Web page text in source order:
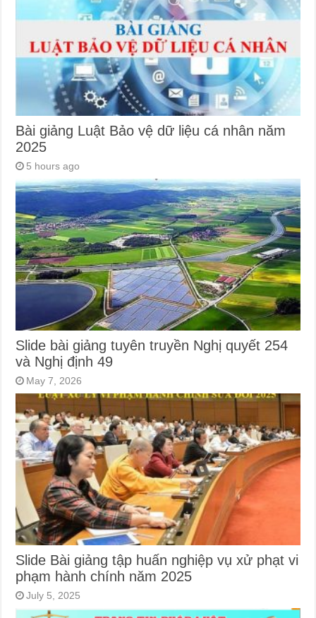
Bài giảng Luật Bảo vệ dữ liệu cá nhân năm
2025
5 hours ago
Slide bài giảng tuyên truyền Nghị quyết 254
và Nghị định 49
May 7, 2026
Slide Bài giảng tập huấn nghiệp vụ xử phạt vi
phạm hành chính năm 2025
July 5, 2025